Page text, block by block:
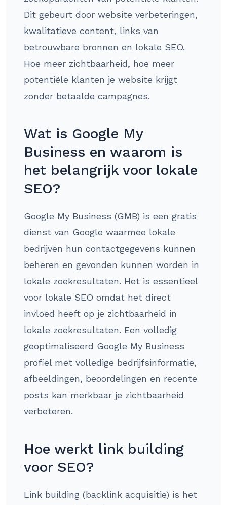
Dit gebeurt door website verbeteringen,
kwalitatieve content, links van
betrouwbare bronnen en lokale SEO.
Hoe meer zichtbaarheid, hoe meer
potentiële klanten je website krijgt
zonder betaalde campagnes.
Wat is Google My
Business en waarom is
het belangrijk voor lokale
SEO?
Google My Business (GMB) is een gratis
dienst van Google waarmee lokale
bedrijven hun contactgegevens kunnen
beheren en gevonden kunnen worden in
lokale zoekresultaten. Het is essentieel
voor lokale SEO omdat het direct
invloed heeft op je zichtbaarheid in
lokale zoekresultaten. Een volledig
geoptimaliseerd Google My Business
profiel met volledige bedrijfsinformatie,
afbeeldingen, beoordelingen en recente
posts kan merkbaar je zichtbaarheid
verbeteren.
Hoe werkt link building
voor SEO?
Link building (backlink acquisitie) is het